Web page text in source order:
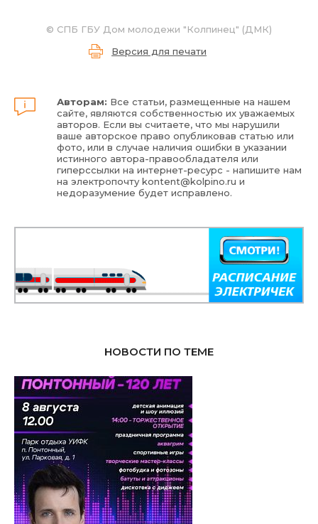
© СПБ ГБУ Дом молодежи "Колпинец" (ДМК)
Версия для печати
Авторам: Все статьи, размещенные на нашем
сайте, являются собственностью их уважаемых
авторов. Если вы считаете, что мы нарушили
ваше авторское право опубликовав статью или
фото, или в случае наличия ошибки в указании
истинного автора-правообладателя или
гиперссылки на интернет-ресурс - напишите нам
на электропочтуkontent@kolpino.ru и
недоразумение будет исправлено.
НОВОСТИ ПО ТЕМЕ